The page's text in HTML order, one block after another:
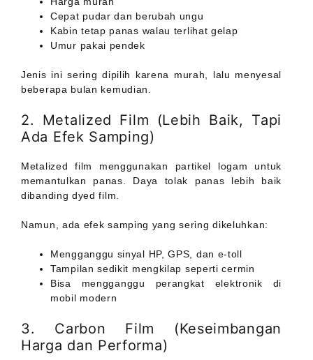
Cepat pudar dan berubah ungu
Kabin tetap panas walau terlihat gelap
Umur pakai pendek
Jenis ini sering dipilih karena murah, lalu menyesal
beberapa bulan kemudian.
2. Metalized Film (Lebih Baik, Tapi
Ada Efek Samping)
Metalized film menggunakan partikel logam untuk
memantulkan panas. Daya tolak panas lebih baik
dibanding dyed film.
Namun, ada efek samping yang sering dikeluhkan:
Mengganggu sinyal HP, GPS, dan e-toll
Tampilan sedikit mengkilap seperti cermin
Bisa mengganggu perangkat elektronik di
mobil modern
3. Carbon Film (Keseimbangan
Harga dan Performa)